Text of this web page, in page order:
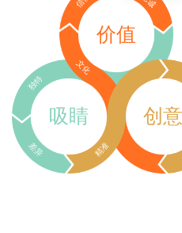
价值
文化
吸睛
独特
差异 精准
创